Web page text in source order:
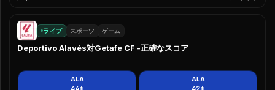
ライブ スポーツ ゲーム
Deportivo Alavés対Getafe CF -正確なスコア
ALA ALA